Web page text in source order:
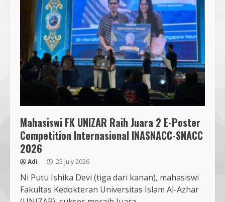
Mahasiswi FK UNIZAR Raih Juara 2 E-Poster
Competition Internasional INASNACC-SNACC
2026
Adi 25 July 2026
Ni Putu Ishika Devi (tiga dari kanan), mahasiswi
Fakultas Kedokteran Universitas Islam Al-Azhar